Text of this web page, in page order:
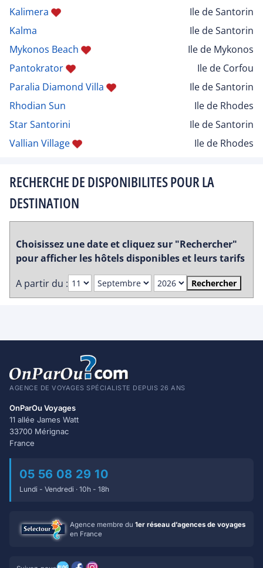
Kalimera
Ile de Santorin
Kalma
Ile de Santorin
Mykonos Beach
Ile de Mykonos
Pantokrator
Ile de Corfou
Paralia Diamond Villa
Ile de Santorin
Rhodian Sun
Ile de Rhodes
Star Santorini
Ile de Santorin
Vallian Village
Ile de Rhodes
RECHERCHE DE DISPONIBILITES POUR LA
DESTINATION
Choisissez une date et cliquez sur "Rechercher"
pour afficher les hôtels disponibles et leurs tarifs
A partir du :
Rechercher
AGENCE DE VOYAGES SPÉCIALISTE DEPUIS 26 ANS
OnParOu Voyages
11 allée James Watt
33700 Mérignac
France
05 56 08 29 10
Lundi - Vendredi · 10h - 18h
Agence membre du 1er réseau d’agences de voyages
en France